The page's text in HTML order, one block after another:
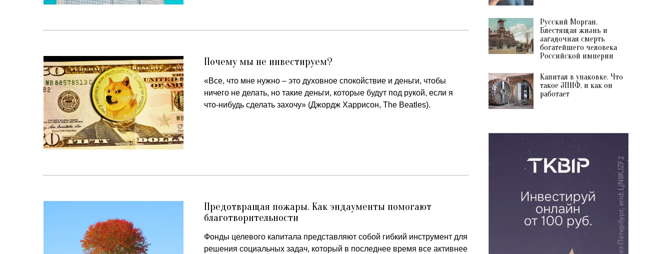
Почему мы не инвестируем?
«Все, что мне нужно – это духовное спокойствие и деньги, чтобы
ничего не делать, но такие деньги, которые будут под рукой, если я
что-нибудь сделать захочу» (Джордж Харрисон, The Beatles).
Предотвращая пожары. Как эндаументы помогают
благотворительности
Фонды целевого капитала представляют собой гибкий инструмент для
решения социальных задач, который в последнее время все активнее
Русский Морган.
Блестящая жизнь и
загадочная смерть
богатейшего человека
Российской империи
Капитал в упаковке. Что
такое ЗПИФ, и как он
работает